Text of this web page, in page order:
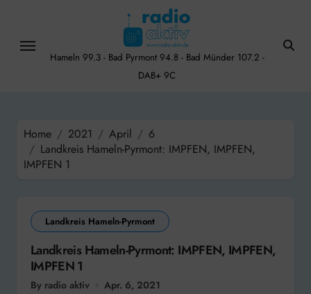
content
Hameln 99.3 - Bad Pyrmont 94.8 - Bad Münder 107.2 -
DAB+ 9C
Home 2021 April
6
Landkreis Hameln-Pyrmont: IMPFEN, IMPFEN,
IMPFEN 1
Landkreis Hameln-Pyrmont
Landkreis Hameln-Pyrmont: IMPFEN, IMPFEN,
IMPFEN 1
By radio aktiv Apr. 6, 2021